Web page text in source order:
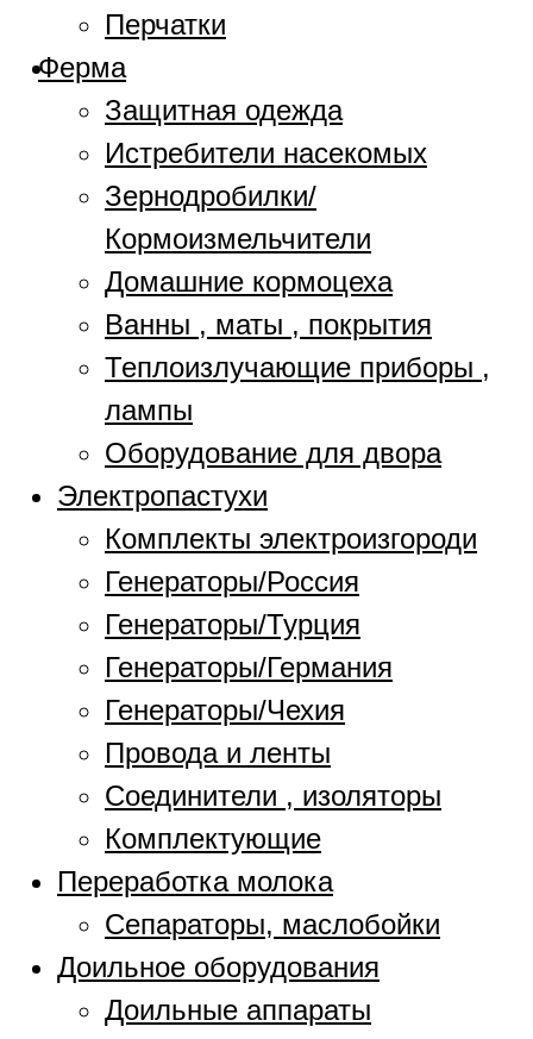
Перчатки
Ферма
Защитная одежда
Истребители насекомых
Зернодробилки/
Кормоизмельчители
Домашние кормоцеха
Ванны , маты , покрытия
Теплоизлучающие приборы ,
лампы
Оборудование для двора
Электропастухи
Комплекты электроизгороди
Генераторы/Россия
Генераторы/Турция
Генераторы/Германия
Генераторы/Чехия
Провода и ленты
Соединители , изоляторы
Комплектующие
Переработка молока
Сепараторы, маслобойки
Доильное оборудования
Доильные аппараты